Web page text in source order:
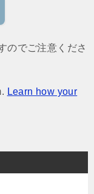
のでご注意くださ
Learn how your